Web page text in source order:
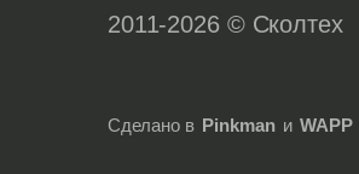
2011-2026 © Сколтех
Сделано в Pinkman и WAPP